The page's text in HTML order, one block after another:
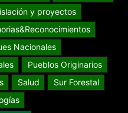
y proyectos
Nacionales
Pueblos Originarios
Salud
Sur Forestal